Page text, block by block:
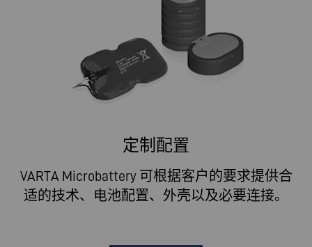
定制配置
VARTA Microbattery 可根据客户的要求提供合
适的技术、电池配置、外壳以及必要连接。